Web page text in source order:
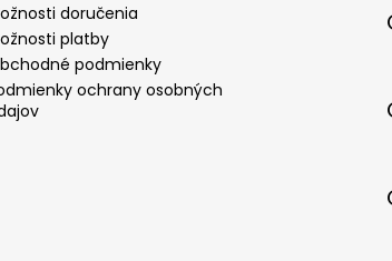
doručenia
platby
podmienky
ochrany osobných